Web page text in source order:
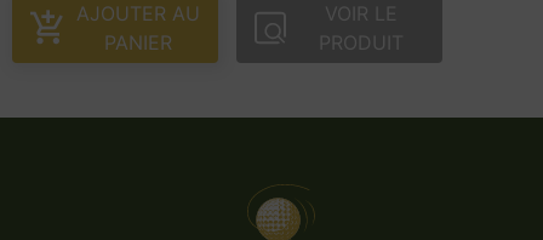
AJOUTER AU
PANIER
VOIR LE
PRODUIT